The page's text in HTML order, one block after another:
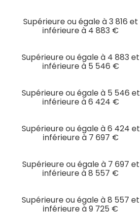
Supérieure ou égale à 3 816 et
inférieure à 4 883 €
Supérieure ou égale à 4 883 et
inférieure à 5 546 €
Supérieure ou égale à 5 546 et
inférieure à 6 424 €
Supérieure ou égale à 6 424 et
inférieure à 7 697 €
Supérieure ou égale à 7 697 et
inférieure à 8 557 €
Supérieure ou égale à 8 557 et
inférieure à 9 725 €